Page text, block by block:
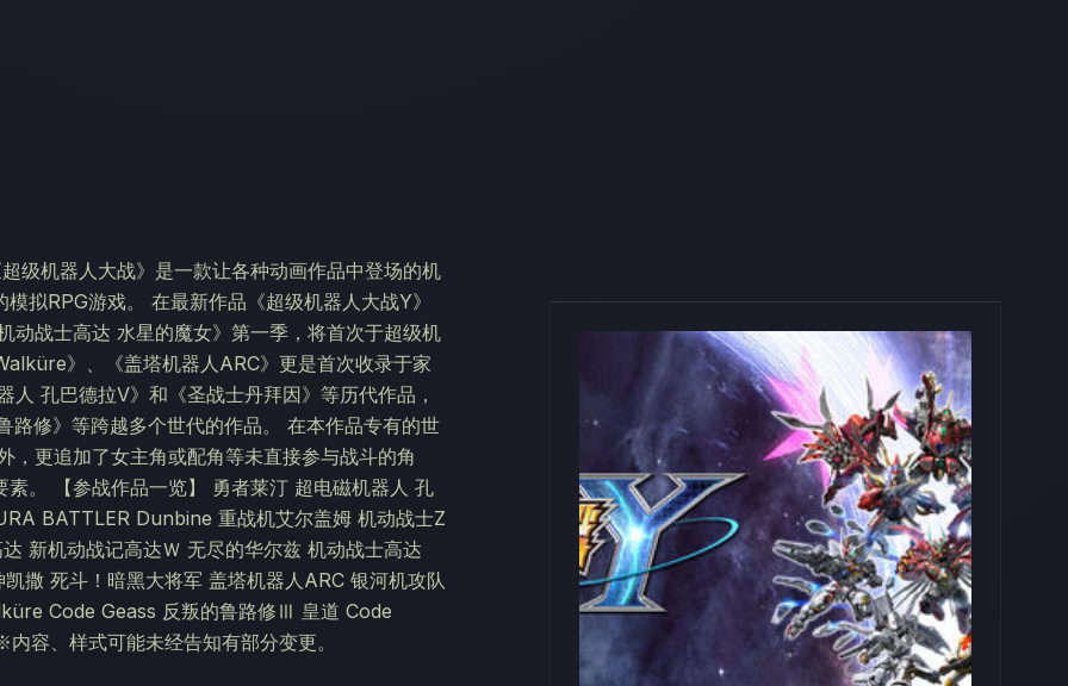
机器人大战》是一款让各种动画作品中登场的机
拟RPG游戏。 在最新作品《超级机器人大战Y》
动战士高达 水星的魔女》第一季，将首次于超级机
》、《盖塔机器人ARC》更是首次收录于家
孔巴德拉V》和《圣战士丹拜因》等历代作品，
修》等跨越多个世代的作品。 在本作品专有的世
，更追加了女主角或配角等未直接参与战斗的角
。 【参战作品一览】 勇者莱汀 超电磁机器人 孔
BATTLER Dunbine 重战机艾尔盖姆 机动战士Z
新机动战记高达Ｗ 无尽的华尔兹 机动战士高达
撒 死斗！暗黑大将军 盖塔机器人ARC 银河机攻队
Code Geass 反叛的鲁路修Ⅲ 皇道 Code
容、样式可能未经告知有部分变更。